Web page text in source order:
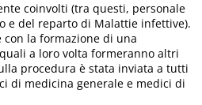
coinvolti (tra questi, personale
e del reparto di Malattie infettive).
con la formazione di una
a loro volta formeranno altri
procedura è stata inviata a tutti
di medicina generale e medici di